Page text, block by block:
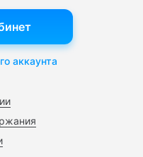
аккаунта